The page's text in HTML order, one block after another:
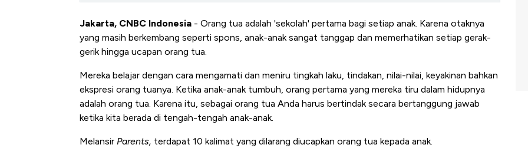
Jakarta, CNBC Indonesia - Orang tua adalah 'sekolah' pertama bagi setiap anak. Karena otaknya
yang masih berkembang seperti spons, anak-anak sangat tanggap dan memerhatikan setiap gerak-
gerik hingga ucapan orang tua.
Mereka belajar dengan cara mengamati dan meniru tingkah laku, tindakan, nilai-nilai, keyakinan bahkan
ekspresi orang tuanya. Ketika anak-anak tumbuh, orang pertama yang mereka tiru dalam hidupnya
adalah orang tua. Karena itu, sebagai orang tua Anda harus bertindak secara bertanggung jawab
ketika kita berada di tengah-tengah anak-anak.
Melansir Parents, terdapat 10 kalimat yang dilarang diucapkan orang tua kepada anak.